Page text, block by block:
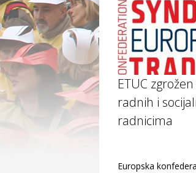
ETUC
radnih i
radnicima
Europska